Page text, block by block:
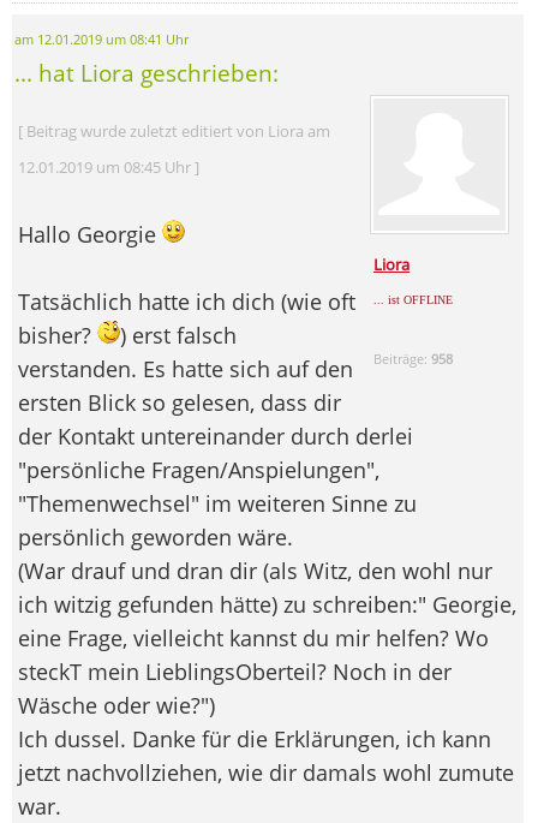
am 12.01.2019 um 08:41 Uhr
... hat Liora geschrieben:
Liora
... ist OFFLINE
Beiträge:958
[ Beitrag wurde zuletzt editiert von Liora am
12.01.2019 um 08:45 Uhr ]
Hallo Georgie
Tatsächlich hatte ich dich (wie oft
bisher?
) erst falsch
verstanden. Es hatte sich auf den
ersten Blick so gelesen, dass dir
der Kontakt untereinander durch derlei
"persönliche Fragen/Anspielungen",
"Themenwechsel" im weiteren Sinne zu
persönlich geworden wäre.
(War drauf und dran dir (als Witz, den wohl nur
ich witzig gefunden hätte) zu schreiben:" Georgie,
eine Frage, vielleicht kannst du mir helfen? Wo
steckT mein LieblingsOberteil? Noch in der
Wäsche oder wie?")
Ich dussel. Danke für die Erklärungen, ich kann
jetzt nachvollziehen, wie dir damals wohl zumute
war.